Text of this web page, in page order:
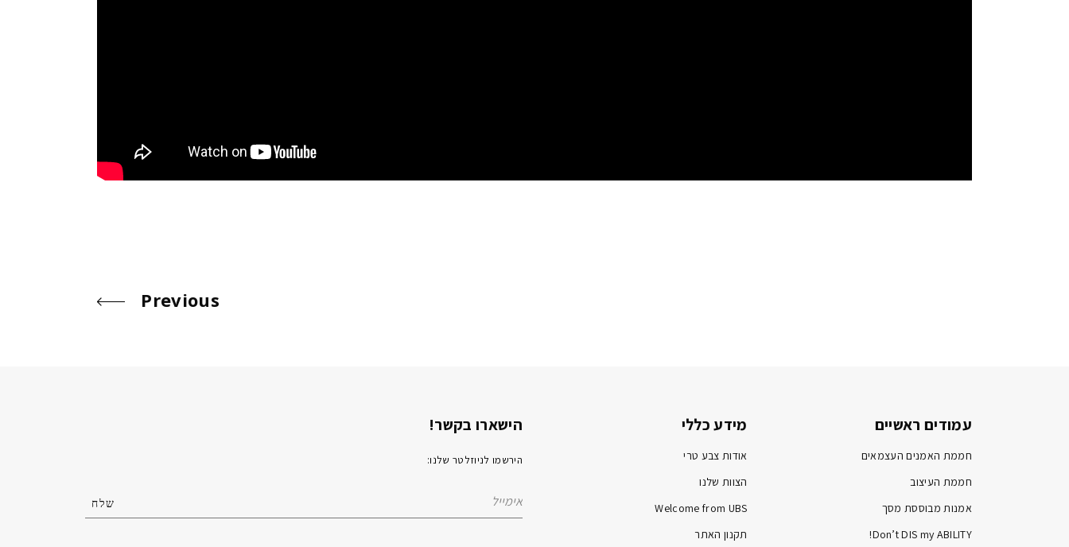
Previous
עמודים ראשיים
חממת האמנים העצמאים
חממת העיצוב
אמנות מבוססת מסך
Don’t DIS my ABILITY!
מידע כללי
אודות צבע טרי
הצוות שלנו
Welcome from UBS
תקנון האתר
הישארו בקשר!
הירשמו לניוזלטר שלנו: